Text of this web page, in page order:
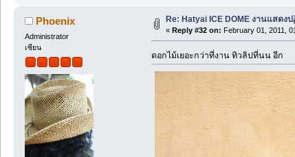
Phoenix
Administrator
เซียน
Re: Hatyai ICE DOME งานแสด
« Reply #32 on: February 01, 2011,
ดอกไม้เยอะกว่าที่งาน ทิวลิปที่นน อีก